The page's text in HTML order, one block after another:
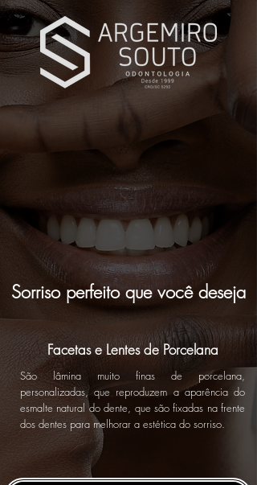
Sorriso perfeito que você deseja
Facetas e Lentes de Porcelana
São lâmina muito finas de porcelana,
personalizadas, que reproduzem a aparência do
esmalte natural do dente, que são fixadas na frente
dos dentes para melhorar a estética do sorriso.